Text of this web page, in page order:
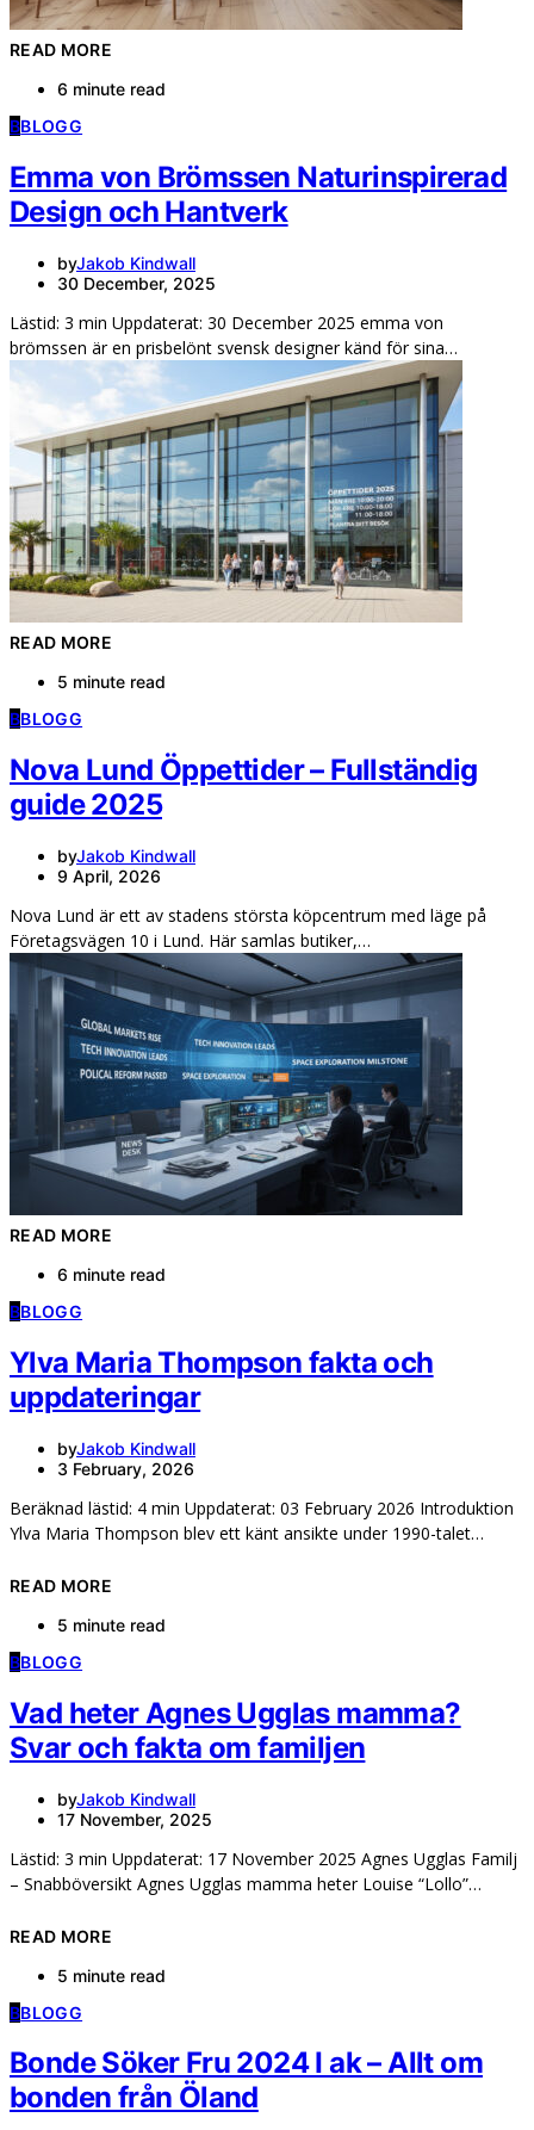
READ MORE
6 minute read
BBLOGG
Emma von Brömssen Naturinspirerad
Design och Hantverk
byJakob Kindwall
30 December, 2025
Lästid: 3 min Uppdaterat: 30 December 2025 emma von
brömssen är en prisbelönt svensk designer känd för sina…
READ MORE
5 minute read
BBLOGG
Nova Lund Öppettider – Fullständig
guide 2025
byJakob Kindwall
9 April, 2026
Nova Lund är ett av stadens största köpcentrum med läge på
Företagsvägen 10 i Lund. Här samlas butiker,…
READ MORE
6 minute read
BBLOGG
Ylva Maria Thompson fakta och
uppdateringar
byJakob Kindwall
3 February, 2026
Beräknad lästid: 4 min Uppdaterat: 03 February 2026 Introduktion
Ylva Maria Thompson blev ett känt ansikte under 1990-talet…
READ MORE
5 minute read
BBLOGG
Vad heter Agnes Ugglas mamma?
Svar och fakta om familjen
byJakob Kindwall
17 November, 2025
Lästid: 3 min Uppdaterat: 17 November 2025 Agnes Ugglas Familj
– Snabböversikt Agnes Ugglas mamma heter Louise “Lollo”…
READ MORE
5 minute read
BBLOGG
Bonde Söker Fru 2024 I ak – Allt om
bonden från Öland